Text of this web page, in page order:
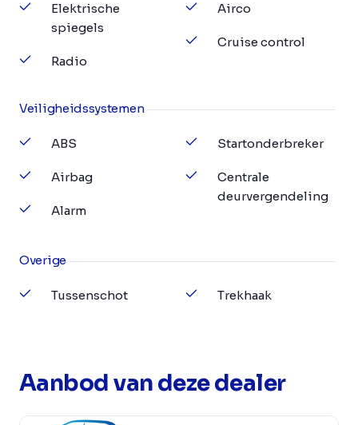
Elektrische
spiegels
Radio
Airco
Cruise control
Veiligheidssystemen
ABS
Airbag
Alarm
Startonderbreker
Centrale
deurvergendeling
Overige
Tussenschot Trekhaak
Aanbod van deze dealer